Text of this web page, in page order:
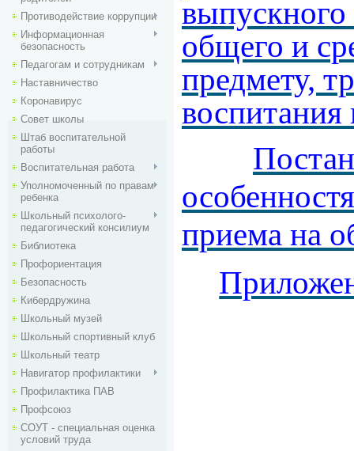
Противодействие коррупции
Информационная
безопасность
Педагогам и сотрудникам
Наставничество
Коронавирус
Совет школы
Штаб воспитательной
работы
Воспитательная работа
Уполномоченный по правам
ребенка
Школьный психолого-
педагогический консилиум
Библиотека
Профориентация
Безопасность
Кибердружина
Школьный музей
Школьный спортивный клуб
Школьный театр
Навигатор профилактики
Профилактика ПАВ
Профсоюз
СОУТ - специальная оценка
условий труда
общего и
предмету,
воспитания
приема на